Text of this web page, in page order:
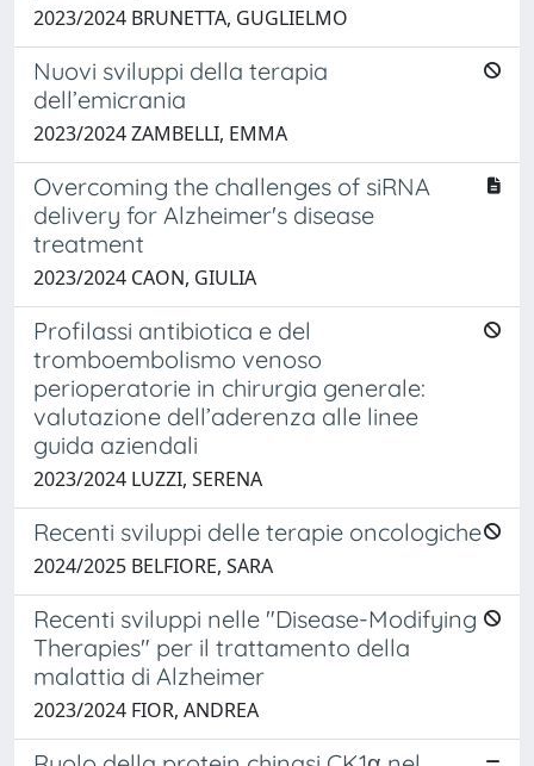
2023/2024 BRUNETTA, GUGLIELMO
Nuovi sviluppi della terapia
dell’emicrania
2023/2024 ZAMBELLI, EMMA
Overcoming the challenges of siRNA
delivery for Alzheimer's disease
treatment
2023/2024 CAON, GIULIA
Profilassi antibiotica e del
tromboembolismo venoso
perioperatorie in chirurgia generale:
valutazione dell’aderenza alle linee
guida aziendali
2023/2024 LUZZI, SERENA
Recenti sviluppi delle terapie oncologiche
2024/2025 BELFIORE, SARA
Recenti sviluppi nelle "Disease-Modifying
Therapies" per il trattamento della
malattia di Alzheimer
2023/2024 FIOR, ANDREA